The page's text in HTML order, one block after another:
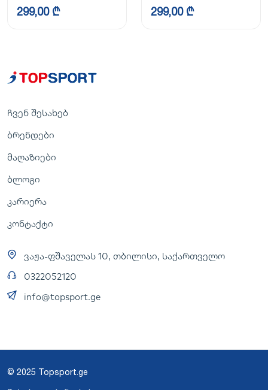
299,00 ₾ 299,00 ₾
ჩვენ შესახებ
ბრენდები
მაღაზიები
ბლოგი
კარიერა
კონტაქტი
ვაჟა-ფშაველას 10, თბილისი, საქართველო
0322052120
info@topsport.ge
© 2025 Topsport.ge